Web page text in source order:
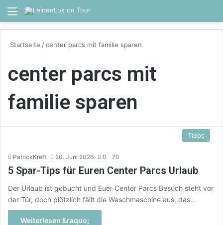
Menü
Startseite /center parcs mit familie sparen
center parcs mit
familie sparen
Tipps
PatrickKreft 20. Juni 2026 0 70
5 Spar-Tips für Euren Center Parcs Urlaub
Der Urlaub ist gebucht und Euer Center Parcs Besuch steht vor
der Tür, doch plötzlich fällt die Waschmaschine aus, das…
Weiterlesen &raquo;